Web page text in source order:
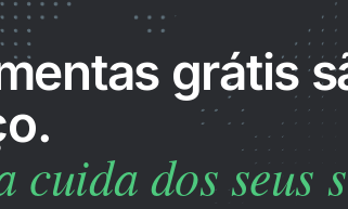
grátis
cuida dos seus